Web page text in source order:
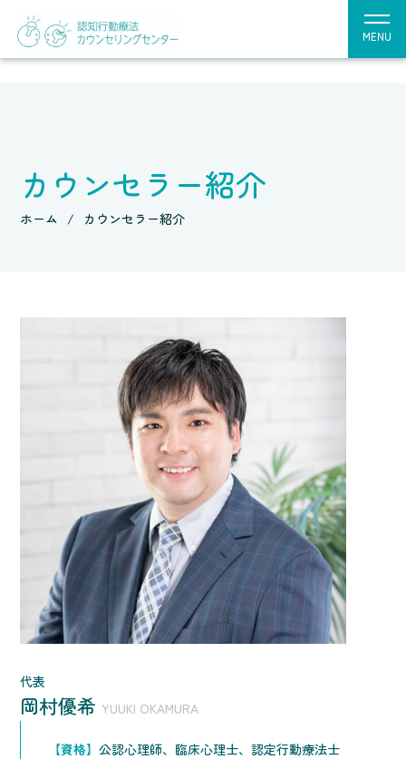
MENU
カウンセラー紹介
ホーム カウンセラー紹介
代表
岡村優希 YUUKI OKAMURA
【資格】公認心理師、臨床心理士、認定行動療法士